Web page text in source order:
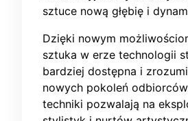
sztuce nową głębię i
Dzięki nowym
sztuka w erze technologii
bardziej dostępna i
nowych pokoleń
techniki pozwalają na